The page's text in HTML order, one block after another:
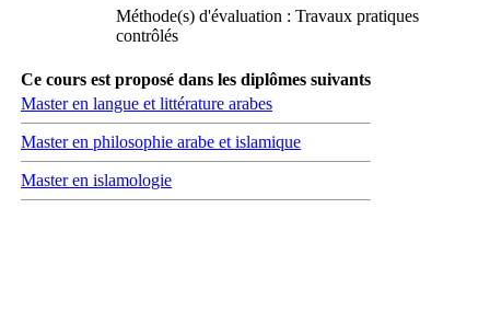
Méthode(s) d'évaluation : Travaux pratiques
contrôlés
Ce cours est proposé dans les diplômes suivants
Master en langue et littérature arabes
Master en philosophie arabe et islamique
Master en islamologie